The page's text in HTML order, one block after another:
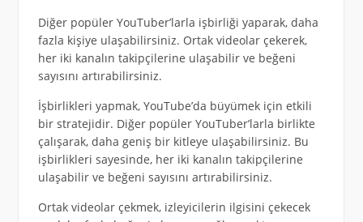
Diğer popüler YouTuber’larla işbirliği yaparak, daha
fazla kişiye ulaşabilirsiniz. Ortak videolar çekerek,
her iki kanalın takipçilerine ulaşabilir ve beğeni
sayısını artırabilirsiniz.
İşbirlikleri yapmak, YouTube’da büyümek için etkili
bir stratejidir. Diğer popüler YouTuber’larla birlikte
çalışarak, daha geniş bir kitleye ulaşabilirsiniz. Bu
işbirlikleri sayesinde, her iki kanalın takipçilerine
ulaşabilir ve beğeni sayısını artırabilirsiniz.
Ortak videolar çekmek, izleyicilerin ilgisini çekecek